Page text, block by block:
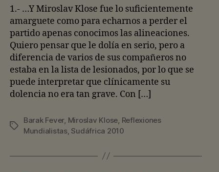
entrada
entrada
1.- …Y Miroslav Klose fue lo suficientemente
amarguete como para echarnos a perder el
partido apenas conocimos las alineaciones.
Quiero pensar que le dolía en serio, pero a
diferencia de varios de sus compañeros no
estaba en la lista de lesionados, por lo que se
puede interpretar que clínicamente su
dolencia no era tan grave. Con […]
Etiquetas
Barak Fever, Miroslav Klose Reflexiones
Mundialistas,Sudáfrica 2010